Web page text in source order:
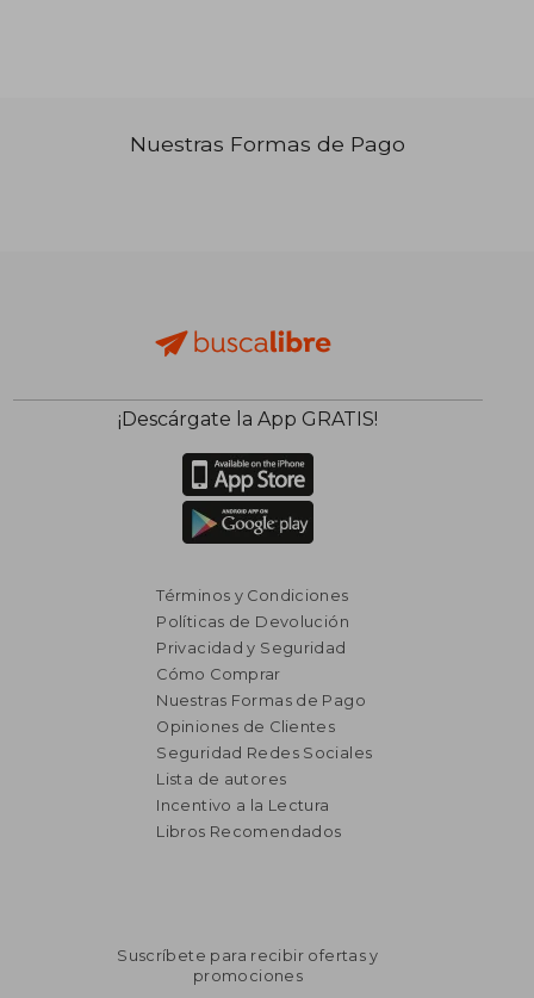
₡ 10.506
Nuestras Formas de Pago
¡Descárgate la App GRATIS!
Términos y Condiciones
Políticas de Devolución
Privacidad y Seguridad
Cómo Comprar
Nuestras Formas de Pago
Opiniones de Clientes
Seguridad Redes Sociales
Lista de autores
Incentivo a la Lectura
Libros Recomendados
Suscríbete para recibir ofertas y
promociones